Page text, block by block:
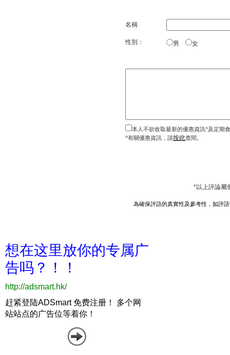
名稱
性別： 男 女
本人不欲收取最新的優惠資訊^及定期
^有關優惠資訊，請按此查閱。
*以上評論屬
為確保評語的真實性及參考性，如評